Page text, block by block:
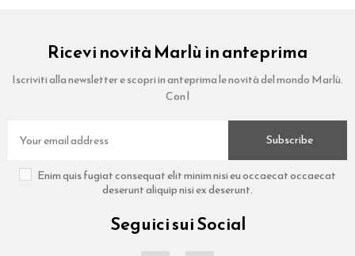
Ricevi novità Marlù in anteprima
Iscriviti alla newsletter e scopri in anteprima le novità del mondo Marlù.
Con l
Subscribe
Enim quis fugiat consequat elit minim nisi eu occaecat occaecat
deserunt aliquip nisi ex deserunt.
Seguici sui Social